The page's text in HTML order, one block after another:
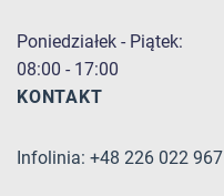
Poniedziałek - Piątek:
08:00 - 17:00
KONTAKT
Infolinia: +48 226 022 967